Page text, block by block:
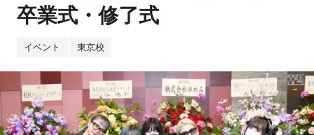
卒業式・修了式
イベント 東京校